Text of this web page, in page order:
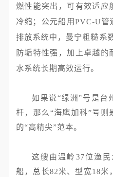
燃性能突出，可有效适应
冷缩‌‌；公元船用PVC-U管
排放系统中，曼宁粗糙系
防垢特性强，加上卓越
水系统长期高效运行。
如果说“绿洲”号是台
杆，那么“海鹰加科”号则
的“高精尖”范本。
这艘由温岭37位渔
船，总长82米、型宽18米